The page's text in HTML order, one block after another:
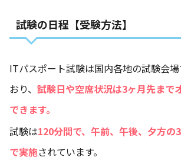
試験の日程【受験方法】
ITパスポート試験は国内各地の試験会
おり、 試験日や空席状況は3ヶ月先まで
できます。
試験は120分間で、午前、午後、夕方の
で実施されています。